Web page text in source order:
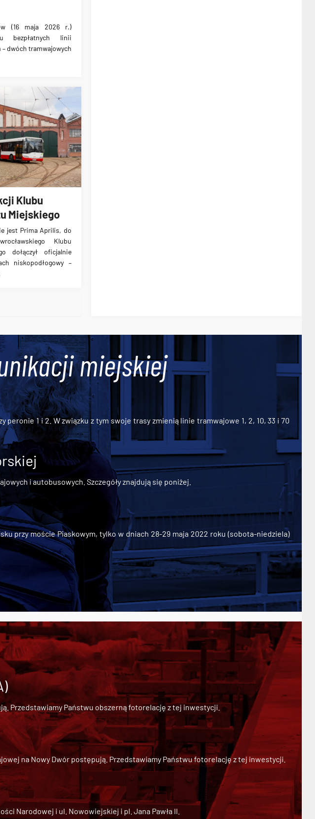
(16 maja 2026 r.)
bezpłatnych linii
dwóch tramwajowych
Klubu
Miejskiego
jest Prima Aprilis, do
Klubu
dołączył oficjalnie
niskopodłogowy –
miejskiej
1 i 2. W związku z tym swoje trasy zmienią linie tramwajowe 1, 2, 10, 33 i 70
i autobusowych. Szczegóły znajdują się poniżej.
przy moście Piaskowym, tylko w dniach 28-29 maja 2022 roku (sobota-niedziela)
Przedstawiamy Państwu obszerną fotorelację z tej inwestycji.
na Nowy Dwórpostępują. Przedstawiamy Państwu fotorelację z tej inwestycji.
Narodowej i ul. Nowowiejskiej i pl. Jana Pawła II.